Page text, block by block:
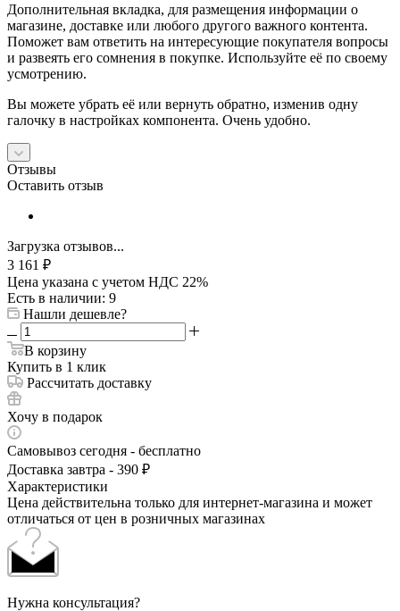
Дополнительная вкладка, для размещения информации о
магазине, доставке или любого другого важного контента.
Поможет вам ответить на интересующие покупателя вопросы
и развеять его сомнения в покупке. Используйте её по своему
усмотрению.
Вы можете убрать её или вернуть обратно, изменив одну
галочку в настройках компонента. Очень удобно.
Отзывы
Оставить отзыв
Загрузка отзывов...
3 161 ₽
Цена указана с учетом НДС 22%
Есть в наличии: 9
Нашли дешевле?
В корзину
Купить в 1 клик
Рассчитать доставку
Хочу в подарок
Самовывоз сегодня - бесплатно
Доставка завтра - 390 ₽
Характеристики
Цена действительна только для интернет-магазина и может
отличаться от цен в розничных магазинах
Нужна консультация?